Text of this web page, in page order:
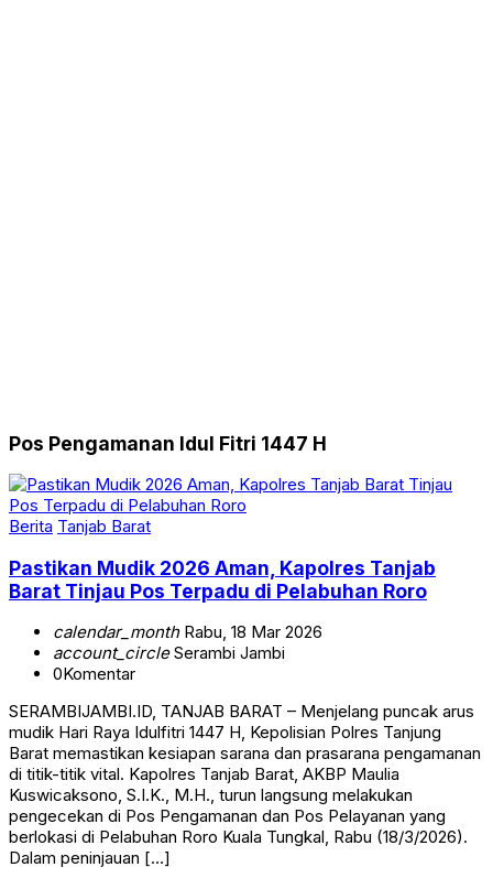
Pos Pengamanan Idul Fitri 1447 H
Berita Tanjab Barat
Pastikan Mudik 2026 Aman, Kapolres Tanjab
Barat Tinjau Pos Terpadu di Pelabuhan Roro
calendar_monthRabu, 18 Mar 2026
account_circleSerambi Jambi
0Komentar
SERAMBIJAMBI.ID, TANJAB BARAT – Menjelang puncak arus
mudik Hari Raya Idulfitri 1447 H, Kepolisian Polres Tanjung
Barat memastikan kesiapan sarana dan prasarana pengamanan
di titik-titik vital. Kapolres Tanjab Barat, AKBP Maulia
Kuswicaksono, S.I.K., M.H., turun langsung melakukan
pengecekan di Pos Pengamanan dan Pos Pelayanan yang
berlokasi di Pelabuhan Roro Kuala Tungkal, Rabu (18/3/2026).
Dalam peninjauan […]